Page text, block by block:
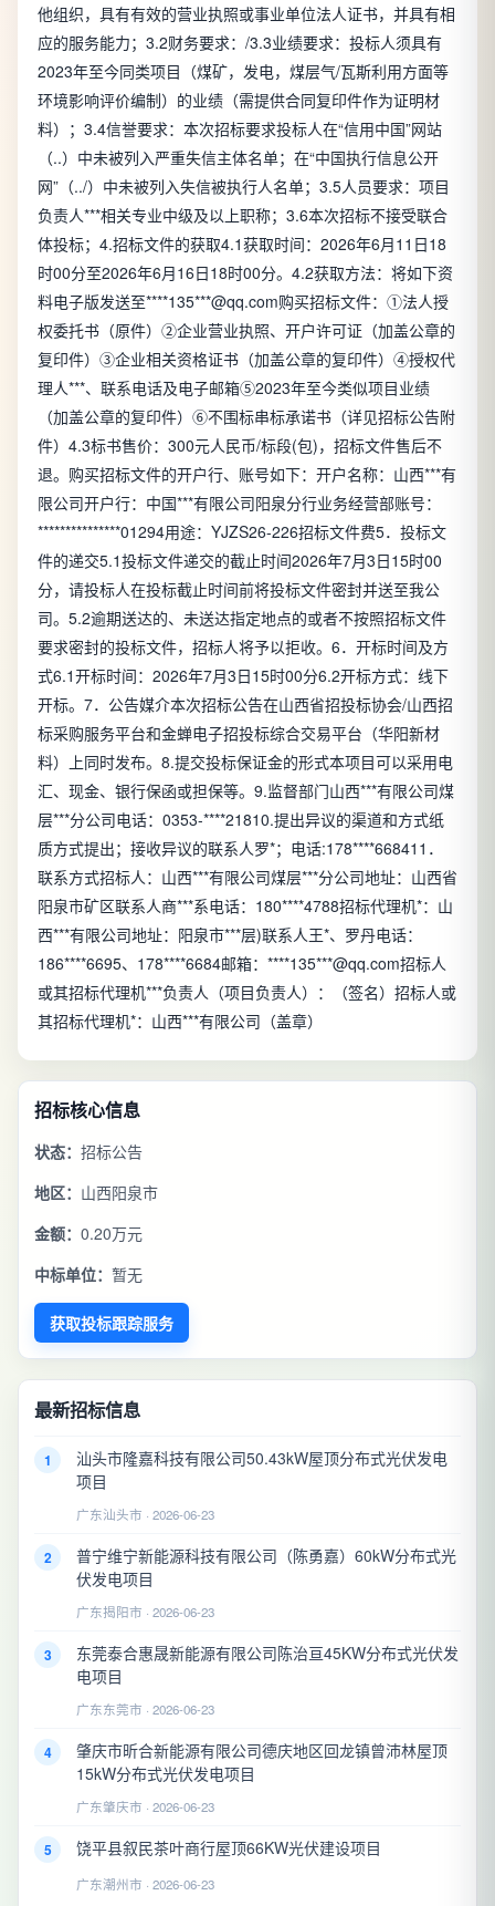
他组织，具有有效的营业执照或事业单位法人证书，并具有相
应的服务能力；3.2财务要求：/3.3业绩要求：投标人须具有
2023年至今同类项目（煤矿，发电，煤层气/瓦斯利用方面等
环境影响评价编制）的业绩（需提供合同复印件作为证明材
料）；3.4信誉要求：本次招标要求投标人在“信用中国”网站
（..）中未被列入严重失信主体名单；在“中国执行信息公开
网”（../）中未被列入失信被执行人名单；3.5人员要求：项目
负责人***相关专业中级及以上职称；3.6本次招标不接受联合
体投标；4.招标文件的获取4.1获取时间：2026年6月11日18
时00分至2026年6月16日18时00分。4.2获取方法：将如下资
料电子版发送至****135***@qq.com购买招标文件：①法人授
权委托书（原件）②企业营业执照、开户许可证（加盖公章的
复印件）③企业相关资格证书（加盖公章的复印件）④授权代
理人***、联系电话及电子邮箱⑤2023年至今类似项目业绩
（加盖公章的复印件）⑥不围标串标承诺书（详见招标公告附
件）4.3标书售价：300元人民币/标段(包)，招标文件售后不
退。购买招标文件的开户行、账号如下：开户名称：山西***有
限公司开户行：中国***有限公司阳泉分行业务经营部账号：
***************01294用途：YJZS26-226招标文件费5．投标文
件的递交5.1投标文件递交的截止时间2026年7月3日15时00
分，请投标人在投标截止时间前将投标文件密封并送至我公
司。5.2逾期送达的、未送达指定地点的或者不按照招标文件
要求密封的投标文件，招标人将予以拒收。6．开标时间及方
式6.1开标时间：2026年7月3日15时00分6.2开标方式：线下
开标。7．公告媒介本次招标公告在山西省招投标协会/山西招
标采购服务平台和金蝉电子招投标综合交易平台（华阳新材
料）上同时发布。8.提交投标保证金的形式本项目可以采用电
汇、现金、银行保函或担保等。9.监督部门山西***有限公司煤
层***分公司电话：0353-****21810.提出异议的渠道和方式纸
质方式提出；接收异议的联系人罗*；电话:178****668411．
联系方式招标人：山西***有限公司煤层***分公司地址：山西省
阳泉市矿区联系人商***系电话：180****4788招标代理机*：山
西***有限公司地址：阳泉市***层)联系人王*、罗丹电话：
186****6695、178****6684邮箱：****135***@qq.com招标人
或其招标代理机***负责人（项目负责人）：（签名）招标人或
其招标代理机*：山西***有限公司（盖章）
招标核心信息
状态： 招标公告
地区： 山西阳泉市
金额： 0.20万元
中标单位： 暂无
获取投标跟踪服务
最新招标信息
1
汕头市隆嘉科技有限公司50.43kW屋顶分布式光伏发电
项目
广东汕头市 · 2026-06-23
2
普宁维宁新能源科技有限公司（陈勇嘉）60kW分布式光
伏发电项目
广东揭阳市 · 2026-06-23
3
东莞泰合惠晟新能源有限公司陈治亘45KW分布式光伏发
电项目
广东东莞市 · 2026-06-23
4
肇庆市昕合新能源有限公司德庆地区回龙镇曾沛林屋顶
15kW分布式光伏发电项目
广东肇庆市 · 2026-06-23
5 饶平县叙民茶叶商行屋顶66KW光伏建设项目
广东潮州市 · 2026-06-23